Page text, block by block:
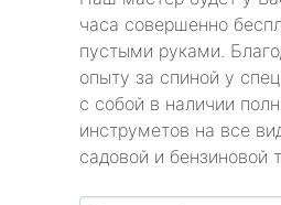
часа совершенно
пустыми руками.
опыту за спиной у
с собой в наличии
инструметов на все
садовой и бензиновой